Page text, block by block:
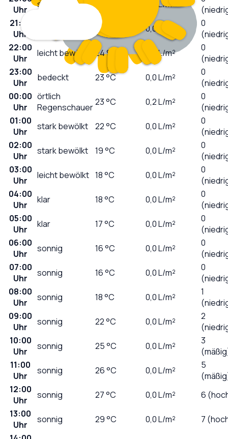
Uhr
sonnig L/m²
21:00
Uhr
26 0,0
0
22:00
Uhr
leicht bewölkt 24°C L/m²
0
23:00
Uhr
bedeckt 23°C 0,0L/m²
0
00:00
Uhr
örtlich
Regenschauer23°C 0,2L/m²
0
01:00
Uhr
stark bewölkt 22°C 0,0L/m²
0
02:00
Uhr
stark bewölkt 19°C 0,0L/m²
0
03:00
Uhr
leicht bewölkt 18°C 0,0L/m²
0
04:00
Uhr
klar 18°C 0,0L/m²
0
05:00
Uhr
klar 17°C 0,0L/m²
0
06:00
Uhr
sonnig 16°C 0,0L/m²
0
07:00
Uhr
sonnig 16°C 0,0L/m²
0
08:00
Uhr
sonnig 18°C 0,0L/m²
1
09:00
Uhr
sonnig 22°C 0,0L/m²
2
10:00
Uhr
sonnig 25°C 0,0L/m²
3
11:00
Uhr
sonnig 26°C 0,0L/m²
5
12:00
Uhr
sonnig 27°C 0,0L/m²
6
13:00
Uhr
sonnig 29°C 0,0L/m²
7